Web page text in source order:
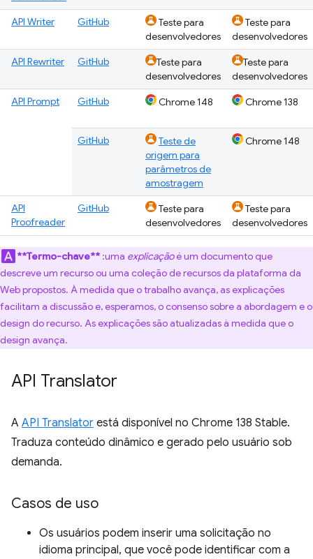
API Writer GitHub
Teste para
desenvolvedores
Teste para
desenvolvedores
API Rewriter
GitHub
Teste para
desenvolvedores
Teste para
desenvolvedores
API Prompt
GitHub Chrome 148 Chrome 138
GitHub
Teste de
origem para
parâmetros de
amostragem
Chrome 148
API
Proofreader
GitHub
Teste para
desenvolvedores
Teste para
desenvolvedores
**Termo-chave** :uma explicaçãoé um documento que
descreve um recurso ou uma coleção de recursos da plataforma da
Web propostos. À medida que o trabalho avança, as explicações
facilitam a discussão e, esperamos, o consenso sobre a abordagem e o
design do recurso. As explicações são atualizadas à medida que o
design avança.
API Translator
A API Translator está disponível no Chrome 138 Stable.
Traduza conteúdo dinâmico e gerado pelo usuário sob
demanda.
Casos de uso
Os usuários podem inserir uma solicitação no
idioma principal, que você pode identificar com a